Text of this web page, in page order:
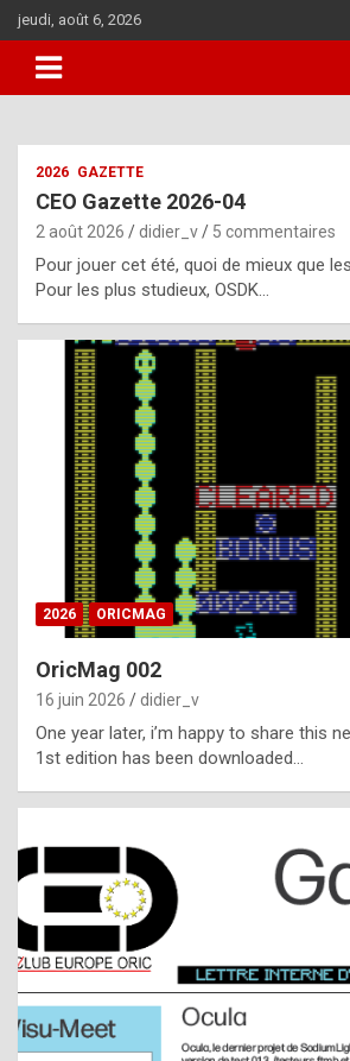
Aller
au
contenu
jeudi, août 6, 2026
i
u
l
y
d
i
ff
i
l
t
t
s
t
a
2026 GAZETTE
CEO Gazette 2026-04
2 août 2026 didier_v 5 commentaires
Pour jouer cet été, quoi de mieux que
Pour les plus studieux, OSDK…
2026 ORICMAG
OricMag 002
16 juin 2026 didier_v
One year later, i’m happy to share this
1st edition has been downloaded…